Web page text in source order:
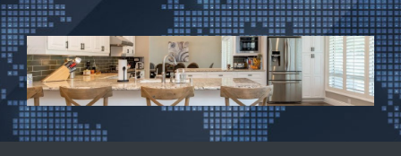
Ga
naar
de
inhoud